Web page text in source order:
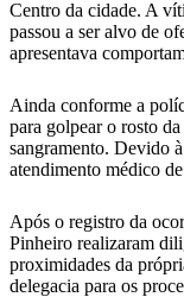
Centro da cidade. A
passou a ser alvo de
apresentava
Ainda conforme a
para golpear o rosto
sangramento. Devido
atendimento médico
Após o registro da
Pinheiro realizaram
proximidades da
delegacia para os